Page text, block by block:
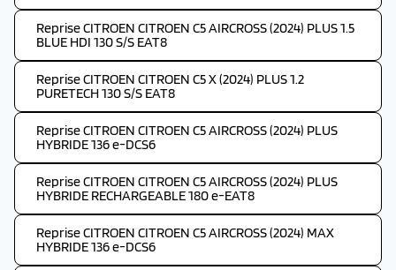
Reprise CITROEN CITROEN C5 AIRCROSS (2024) PLUS 1.5
BLUE HDI 130 S/S EAT8
Reprise CITROEN CITROEN C5 X (2024) PLUS 1.2
PURETECH 130 S/S EAT8
Reprise CITROEN CITROEN C5 AIRCROSS (2024) PLUS
HYBRIDE 136 e-DCS6
Reprise CITROEN CITROEN C5 AIRCROSS (2024) PLUS
HYBRIDE RECHARGEABLE 180 e-EAT8
Reprise CITROEN CITROEN C5 AIRCROSS (2024) MAX
HYBRIDE 136 e-DCS6